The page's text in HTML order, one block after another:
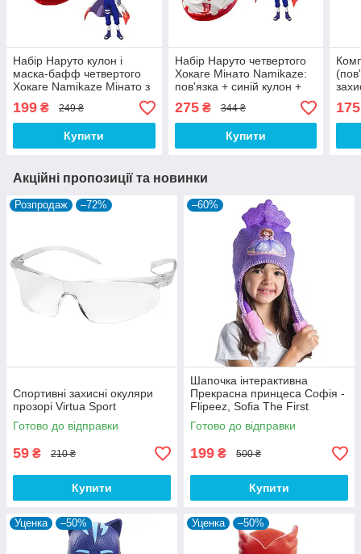
Набір Наруто кулон і
маска-бафф четвертого
Хокаге Namikaze Мінато з
аніме Naruto
199 ₴ 249 ₴
Купити
Набір Наруто четвертого
Хокаге Мінато Namikaze:
пов'язка + синій кулон +
бафф Naruto
275₴ 344 ₴
Купити
175
Акційні пропозиції та новинки
Розпродаж –72%
Спортивні захисні окуляри
прозорі Virtua Sport
Готово до відправки
59 ₴ 210 ₴
Купити
–60%
Шапочка інтерактивна
Прекрасна принцеса Софія -
Flipeez, Sofia The First
Готово до відправки
199 ₴ 500 ₴
Купити
Уценка –50% Уценка –50%